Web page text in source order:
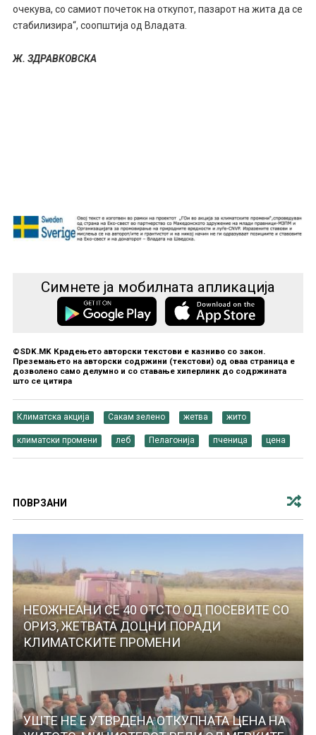
очекува, со самиот почеток на откупот, пазарот на жита да се
стабилизира“, соопштија од Владата.
Ж. ЗДРАВКОВСКА
Симнете ја мобилната апликација
©SDK.MK Крадењето авторски текстови е казниво со закон.
Преземањето на авторски содржини (текстови) од оваа страница е
дозволено само делумно и со ставање хиперлинк до содржината
што се цитира
Климатска акција Сакам зелено жетва жито
климатски промени леб Пелагонија пченица цена
ПОВРЗАНИ
НЕОЖНЕАНИ СЕ 40 ОТСТО ОД ПОСЕВИТЕ СО
ОРИЗ, ЖЕТВАТА ДОЦНИ ПОРАДИ
КЛИМАТСКИТЕ ПРОМЕНИ
УШТЕ НЕ Е УТВРДЕНА ОТКУПНАТА ЦЕНА НА